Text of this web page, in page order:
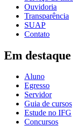
Ouvidoria
Transparência
SUAP
Contato
Em destaque
Aluno
Egresso
Servidor
Guia de cursos
Estude no IFG
Concursos